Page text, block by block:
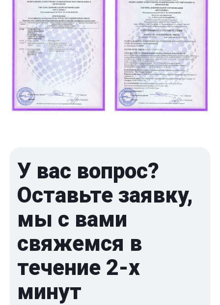
У вас вопрос?
Оставьте заявку,
мы с вами
свяжемся в
течение 2-x
минут